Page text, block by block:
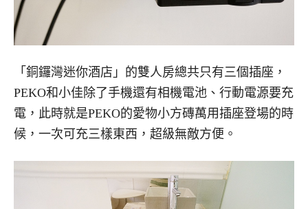
「銅鑼灣迷你酒店」的雙人房總共只有三個插座，
PEKO和小佳除了手機還有相機電池、行動電源要充
電，此時就是PEKO的愛物小方磚萬用插座登場的時
候，一次可充三樣東西，超級無敵方便。